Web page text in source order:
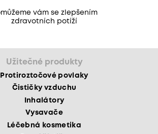
vám se zlepšením
zdravotních potíží
Užitečné produkty
Protiroztočové povlaky
Čističky vzduchu
Inhalátory
Vysavače
Léčebná kosmetika